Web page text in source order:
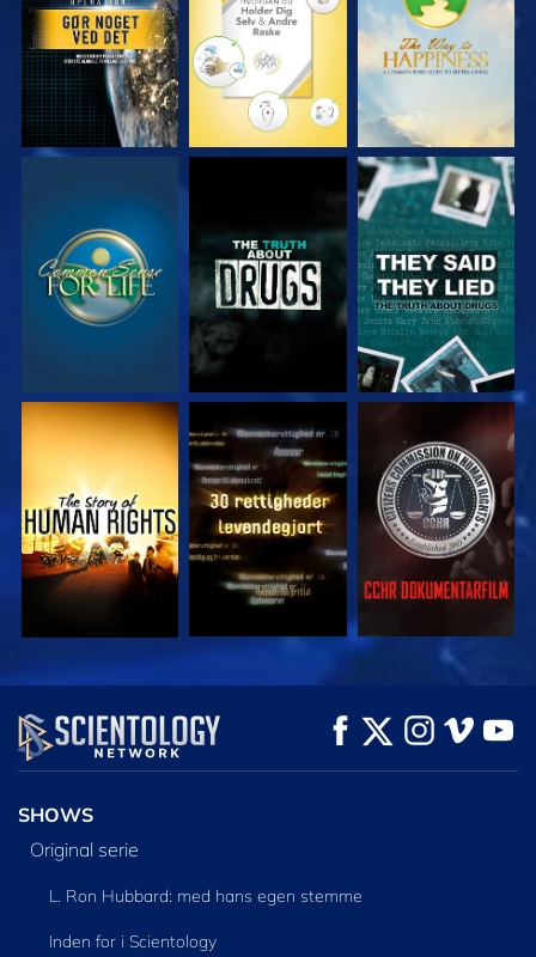
SE SE
SE SE SE
SE UDFORSK SERIEN
SHOWS
Original serie
L. Ron Hubbard: med hans egen stemme
Inden for i Scientology